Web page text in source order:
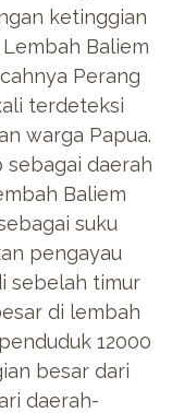
ketinggian
Lembah Baliem
Perang
terdeteksi
warga Papua.
sebagai daerah
Baliem
suku
pengayau
sebelah timur
di lembah
12000
besar dari
daerah-